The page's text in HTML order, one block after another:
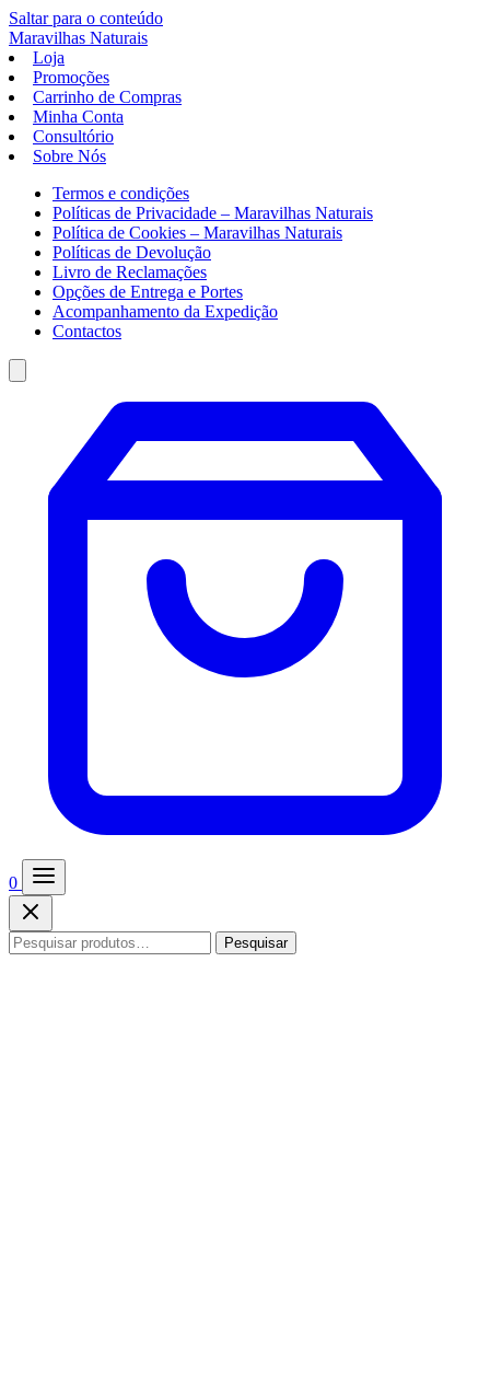
Saltar para o conteúdo
Maravilhas Naturais
Loja
Promoções
Carrinho de Compras
Minha Conta
Consultório
Sobre Nós
Termos e condições
Políticas de Privacidade – Maravilhas Naturais
Política de Cookies – Maravilhas Naturais
Políticas de Devolução
Livro de Reclamações
Opções de Entrega e Portes
Acompanhamento da Expedição
Contactos
0
Pesquisar